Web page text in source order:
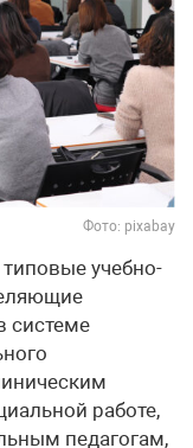
Фото: pixabay
учебно-
системе
работе,
педагогам,